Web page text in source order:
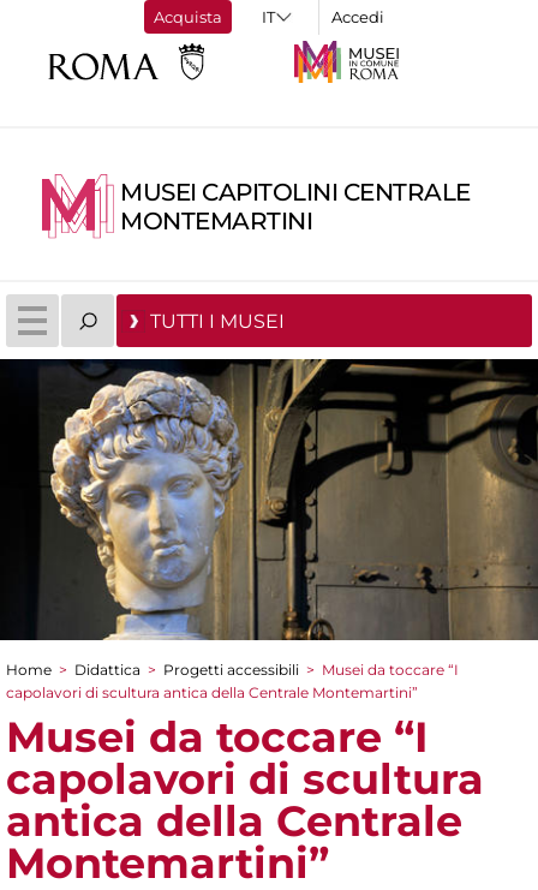
Acquista Accedi
MUSEI CAPITOLINI CENTRALE
MONTEMARTINI
TUTTI I MUSEI
Tu sei qui
Home > Didattica > Progetti accessibili > Musei da toccare “I
capolavori di scultura antica della Centrale Montemartini”
Musei da toccare “I
capolavori di scultura
antica della Centrale
Montemartini”